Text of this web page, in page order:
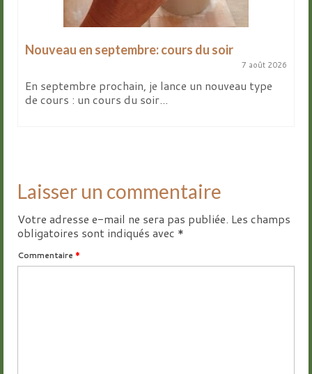
Nouveau en septembre: cours du soir
7 août 2026
En septembre prochain, je lance un nouveau type
de cours : un cours du soir...
Laisser un commentaire
Votre adresse e-mail ne sera pas publiée. Les champs
obligatoires sont indiqués avec *
Commentaire *